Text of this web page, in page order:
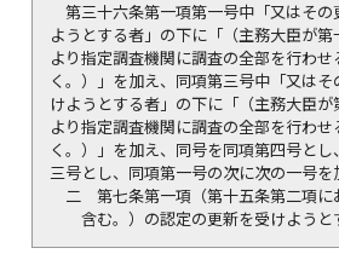
第三十六条第一項第一号中「又はその
ようとする者」の下に「（主務大臣が
より指定調査機関に調査の全部を行わ
く。）」を加え、同項第三号中「又はそ
けようとする者」の下に「（主務大臣
より指定調査機関に調査の全部を行わ
く。）」を加え、同号を同項第四号と
三号とし、同項第一号の次に次の一号を
二
第七条第一項（第十五条第二項に
含む。）の認定の更新を受けようと